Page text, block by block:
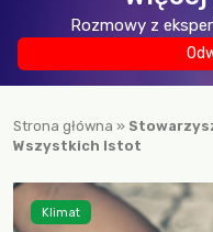
Rozmowy z
Strona główna »
Wszystkich Istot
Klimat